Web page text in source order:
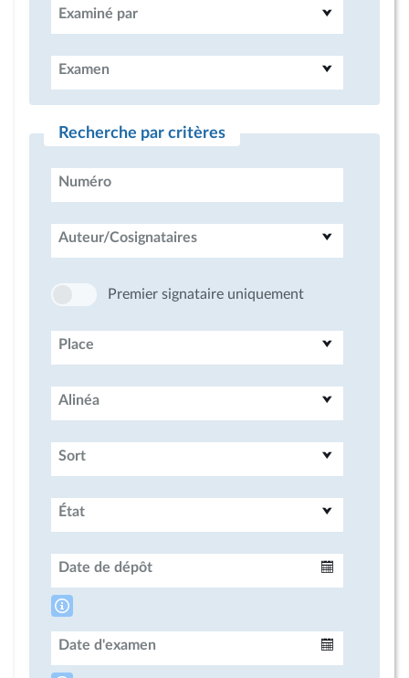
Examiné par
Examen
Recherche par critères
Numéro
Auteur/Cosignataires
Premier signataire uniquement
Place
Alinéa
Sort
État
Date de dépôt
Date d'examen